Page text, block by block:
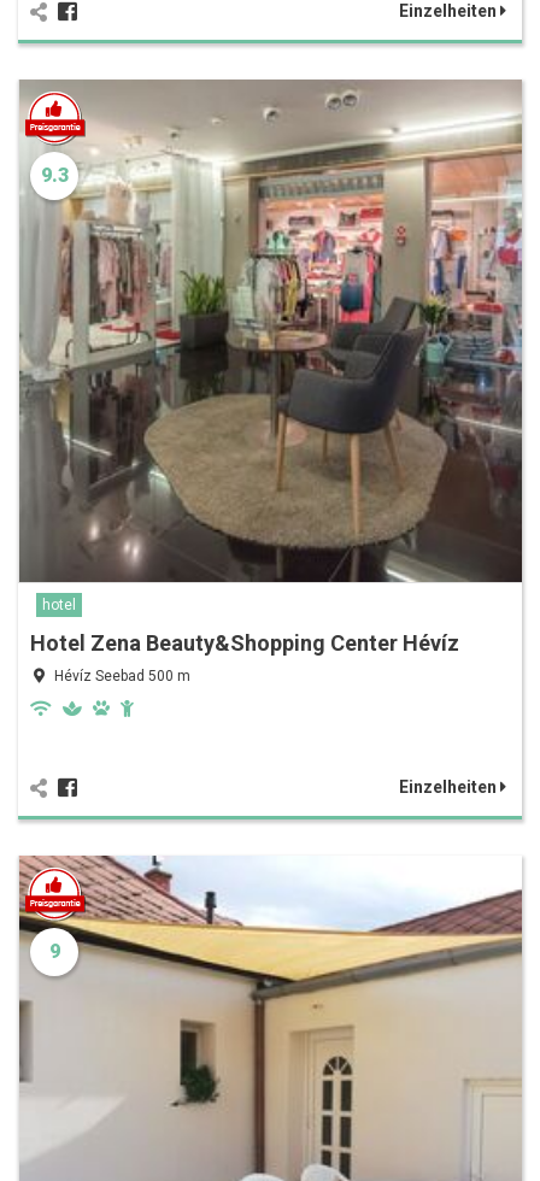
Einzelheiten
9.3
hotel
Hotel Zena Beauty&Shopping Center Hévíz
Hévíz Seebad 500 m
Einzelheiten
9